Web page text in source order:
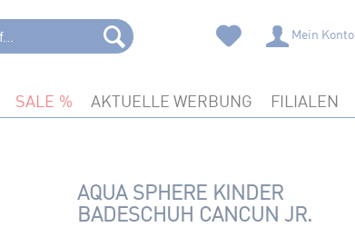
Mein Konto
SALE AKTUELLE WERBUNG FILIALEN
AQUA SPHERE KINDER
BADESCHUH CANCUN JR.